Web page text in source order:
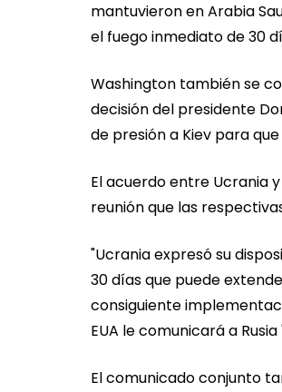
mantuvieron en Arabia
el fuego inmediato de 30
Washington también se
decisión del presidente
de presión a Kiev para
El acuerdo entre Ucrania
reunión que las
"Ucrania expresó su
30 días que puede
consiguiente
EUA le comunicará a
El comunicado conjunto